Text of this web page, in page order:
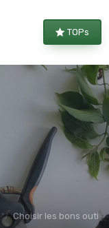
TOPs
Choisir les bons outils